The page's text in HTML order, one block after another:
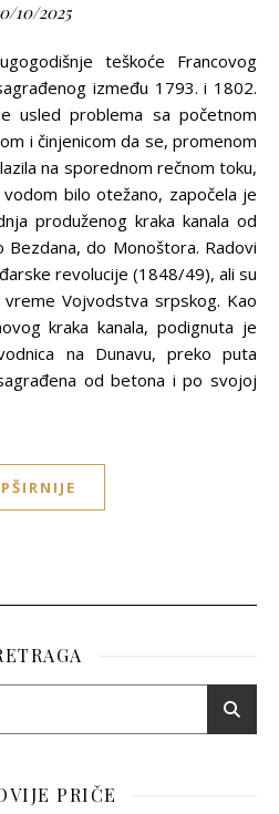
10/2025
između 1793. i 1802.
usled problema sa početnom
i činjenicom da se, promenom
na sporednom rečnom toku,
bilo otežano, započela je
produženog kraka kanala od
Bezdana, do Monoštora. Radovi
revolucije (1848/49), ali su
Vojvodstva srpskog. Kao
kraka kanala, podignuta je
na Dunavu, preko puta
od betona i po svojoj
PRIČE